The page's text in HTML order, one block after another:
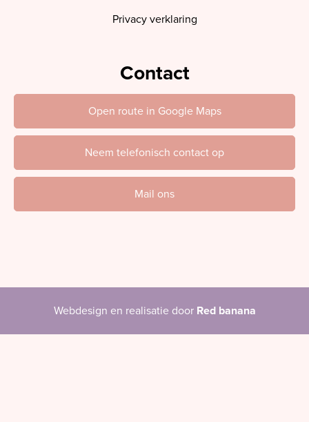
Privacy verklaring
Contact
Open route in Google Maps
Neem telefonisch contact op
Mail ons
Webdesign en realisatie door Red banana